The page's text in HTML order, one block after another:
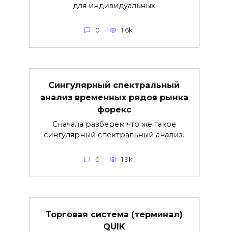
для индивидуальных
0 1.6k.
Сингулярный спектральный
анализ временных рядов рынка
форекс
Сначала разберем что же такое
сингулярный спектральный анализ.
0 1.9k.
Торговая система (терминал)
QUIK